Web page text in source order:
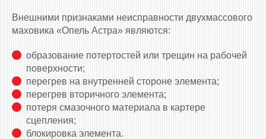
Внешними признаками неисправности двухмассового
маховика «Опель Астра» являются:
образование потертостей или трещин на рабочей
поверхности;
перегрев на внутренней стороне элемента;
перегрев вторичного элемента;
потеря смазочного материала в картере
сцепления;
блокировка элемента.